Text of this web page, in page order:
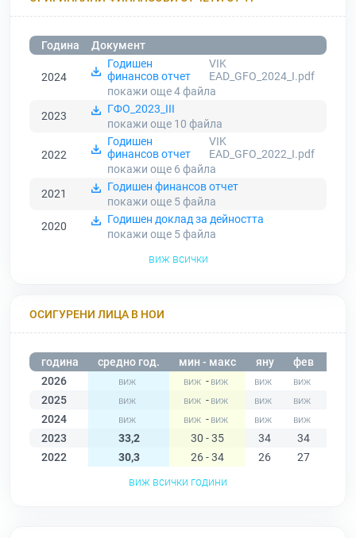
Година Документ
2024
Годишен
финансов отчет
VIK
EAD_GFO_2024_I.pdf
покажи още 4файла
2023
ГФО_2023_III
покажи още 10 файла
2022
Годишен
финансов отчет
VIK
EAD_GFO_2022_I.pdf
покажи още 6 файла
2021
Годишен финансов отчет
покажи още 5файла
2020
Годишен доклад за дейността
покажи още 5файла
виж всички
ОСИГУРЕНИ ЛИЦА В НОИ
година средно год. мин - макс яну фев
2026
-
2025
-
2024
-
2023
33,2 30 - 35 34 34
2022
30,3 26 - 34 26 27
виж всички години